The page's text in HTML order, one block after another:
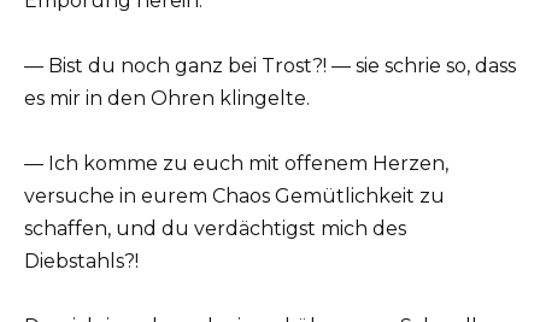
— Bist du noch ganz bei Trost?! — sie schrie so, dass
es mir in den Ohren klingelte.
— Ich komme zu euch mit offenem Herzen,
versuche in eurem Chaos Gemütlichkeit zu
schaffen, und du verdächtigst mich des
Diebstahls?!